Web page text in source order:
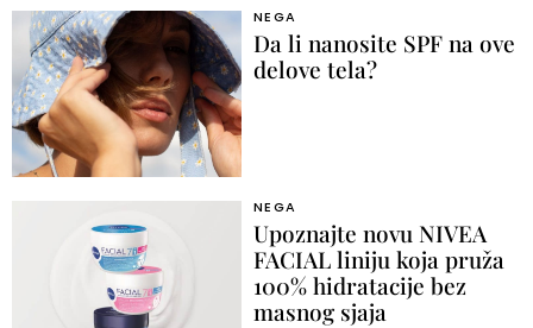
NEGA
Da li nanosite SPF na ove
delove tela?
NEGA
Upoznajte novu NIVEA
FACIAL liniju koja pruža
100% hidratacije bez
masnog sjaja